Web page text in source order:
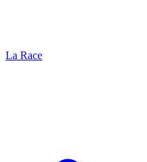
La Race